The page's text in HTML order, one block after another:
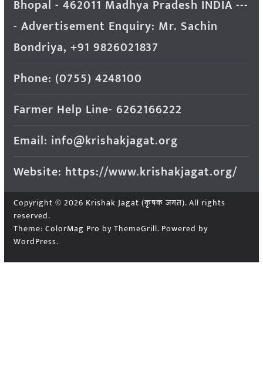
Bhopal - 462011 Madhya Pradesh INDIA ---
- Advertisement Enquiry: Mr. Sachin
Bondriya, +91 9826021837
Phone: (0755) 4248100
Farmer Help Line- 6262166222
Email: info@krishakjagat.org
Website: https://www.krishakjagat.org/
Copyright © 2026 Krishak Jagat (कृषक जगत). All rights
reserved.
Theme: ColorMag Pro by ThemeGrill. Powered by
WordPress.